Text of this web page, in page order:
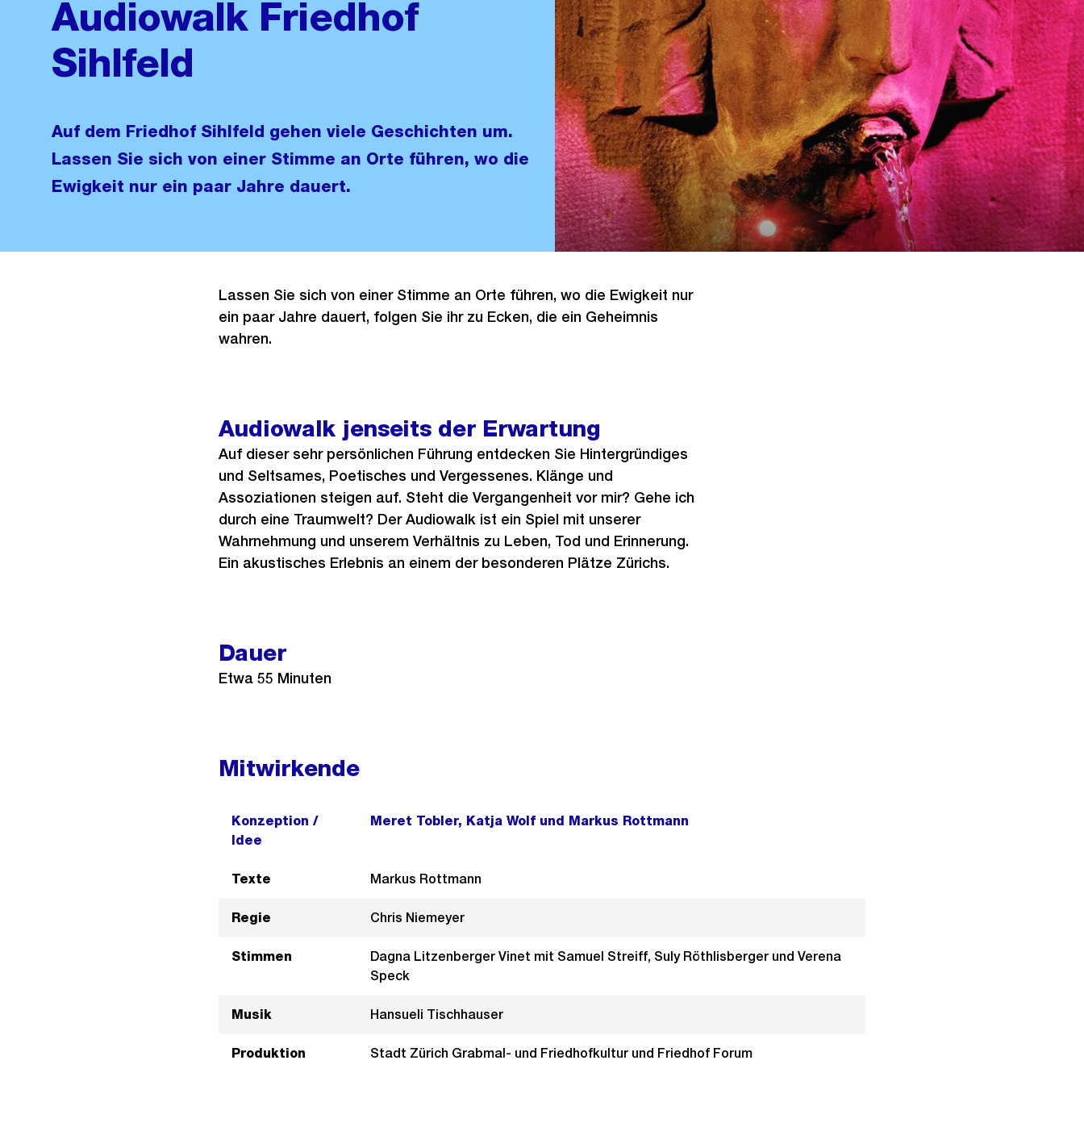
Audiowalk Friedhof
Sihlfeld
Auf dem Friedhof Sihlfeld gehen viele Geschichten um.
Lassen Sie sich von einer Stimme an Orte führen, wo die
Ewigkeit nur ein paar Jahre dauert.
Lassen Sie sich von einer Stimme an Orte führen, wo die Ewigkeit nur
ein paar Jahre dauert, folgen Sie ihr zu Ecken, die ein Geheimnis
wahren.
Audiowalk jenseits der Erwartung
Auf dieser sehr persönlichen Führung entdecken Sie Hintergründiges
und Seltsames, Poetisches und Vergessenes. Klänge und
Assoziationen steigen auf. Steht die Vergangenheit vor mir? Gehe ich
durch eine Traumwelt? Der Audiowalk ist ein Spiel mit unserer
Wahrnehmung und unserem Verhältnis zu Leben, Tod und Erinnerung.
Ein akustisches Erlebnis an einem der besonderen Plätze Zürichs.
Dauer
Etwa 55 Minuten
Mitwirkende
Konzeption /
Idee
Meret Tobler, Katja Wolf und Markus Rottmann
Texte Markus Rottmann
Regie Chris Niemeyer
Stimmen
Dagna Litzenberger Vinet mit Samuel Streiff, Suly Röthlisberger und Verena
Speck
Musik Hansueli Tischhauser
Produktion Stadt Zürich Grabmal- und Friedhofkultur und Friedhof Forum